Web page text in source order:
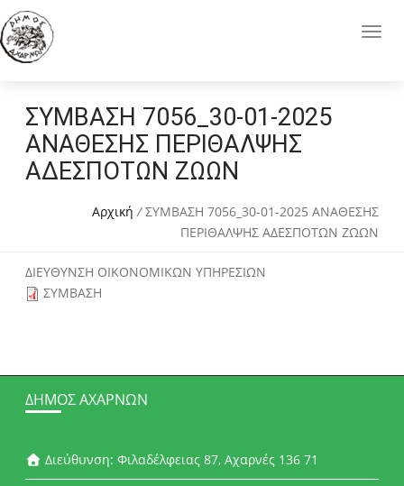
ΣΥΜΒΑΣΗ 7056_30-01-2025
ΑΝΑΘΕΣΗΣ ΠΕΡΙΘΑΛΨΗΣ
ΑΔΕΣΠΟΤΩΝ ΖΩΩΝ
Αρχική /ΣΥΜΒΑΣΗ 7056_30-01-2025 ΑΝΑΘΕΣΗΣ
ΠΕΡΙΘΑΛΨΗΣ ΑΔΕΣΠΟΤΩΝ ΖΩΩΝ
ΔΙΕΥΘΥΝΣΗ ΟΙΚΟΝΟΜΙΚΩΝ ΥΠΗΡΕΣΙΩΝ
ΣΥΜΒΑΣΗ
ΔΉΜΟΣ ΑΧΑΡΝΏΝ
Διεύθυνση: Φιλαδέλφειας 87, Αχαρνές 136 71